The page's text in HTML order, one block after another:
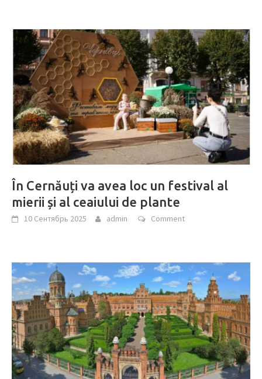
În Cernăuți va avea loc un festival al
mierii și al ceaiului de plante
10 Сентябрь 2025 admin Comment